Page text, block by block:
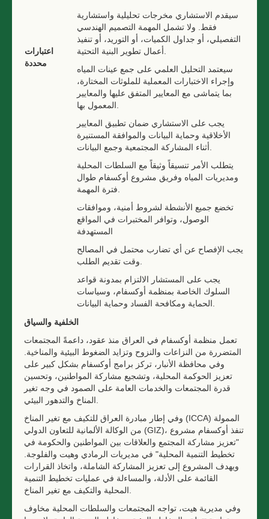
اعتبارات
محددة
سيقدم الاستشاري مخرجات تحليلية واستشارية
فقط. ولا تشمل المهمة التصميم الهندسي
التفصيلي، أو جداول الكميات، أو التوريد، أو تنفيذ
سيعتمد التحليل العلمي على جمع عينات المياه
وإجراء الاختبارات المعملية للملوثات المختارة،
بما يتماشى مع المعايير المتفق عليها والمعايير
يجب على الاستشاري ضمان تطبيق المعايير
الأخلاقية وحماية البيانات والموافقة المستنيرة
يتطلب الأمر تنسيقاً وثيقاً مع السلطات المحلية
ومديريات المياه وفريق مشروع أوكسفام طوال
تخضع جميع الأنشطة لشروط أمنية، وموافقات
الوصول، وتوافر المختبرات في المواقع
المستهدفة
يجب الإفصاح عن أي تضارب محتمل في المصالح
يجب على المستشار الالتزام بمدونة قواعد
السلوك الخاصة بمنظمة أوكسفام، وسياسات
الخلفية والسياق
تعمل منظمة أوكسفام في العراق منذ عقود، داعمةً المجتمعات
المتضررة من النزاعات والنزوح وتزايد الضغوط البيئية والمناخية.
وفي محافظة الأنبار، تركز برامج أوكسفام بشكل كبير على
تعزيز الحوكمة المحلية، وتشجيع مشاركة المواطنين، وتحسين
قدرة المجتمعات والخدمات العامة على الصمود في وجه تغير
وفي إطار مبادرة العراق للتكيف مع تغير المناخ (ICCA) الممولة
من الوكالة الألمانية للتعاون الدولي (GIZ)، تنفذ أوكسفام مشروع
"تعزيز مشاركة المجتمع والعلاقات بين المواطنين والحكومة في
تخطيط التنمية المحلية" في مديريات الرمادي وهيت والفلوجة.
ويهدف المشروع إلى تعزيز المشاركة الشاملة، واتخاذ القرارات
القائمة على الأدلة، والمساءلة في عمليات تخطيط التنمية
وفي مديرية هيت، تواجه المجتمعات والسلطات المحلية مخاوف